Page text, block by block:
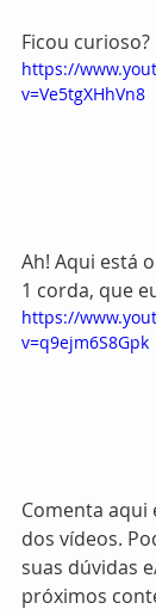
Ficou
https://
v=Ve5tgXHhVn8
Ah! Aqui está
1 corda, que
https://
v=q9ejm6S8Gpk
Comenta aqui
dos vídeos.
suas dúvidas
próximos